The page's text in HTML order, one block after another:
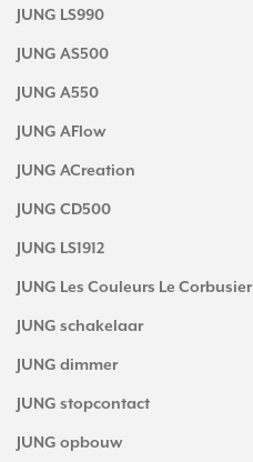
JUNG LS990
JUNG AS500
JUNG A550
JUNG AFlow
JUNG ACreation
JUNG CD500
JUNG LS1912
JUNG Les Couleurs Le Corbusier
JUNG schakelaar
JUNG dimmer
JUNG stopcontact
JUNG opbouw